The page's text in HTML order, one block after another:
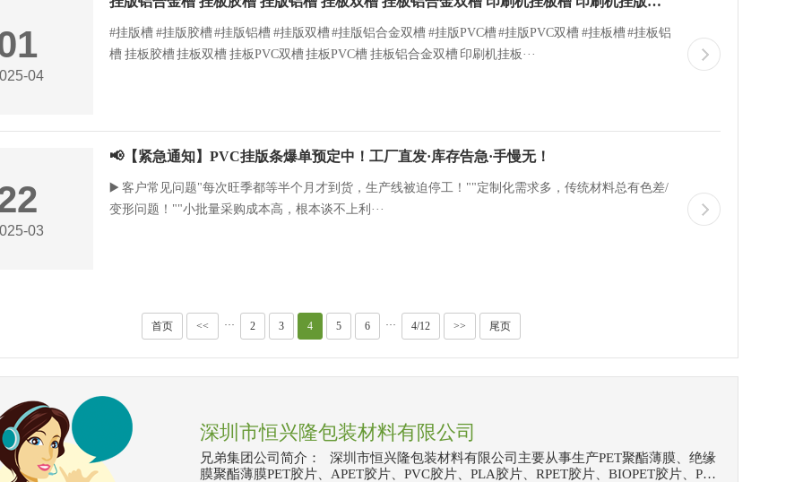
04
#挂版槽 #挂版胶槽 #挂版铝槽 #挂版双槽 #挂版铝合金双槽 #挂版PVC槽 #挂版PVC双槽 #挂板槽 #挂板铝
槽 挂板胶槽 挂板双槽 挂板PVC双槽 挂板PVC槽 挂板铝合金双槽 印刷机挂板···
03
📢【紧急通知】PVC挂版条爆单预定中！工厂直发·库存告急·手慢无！
▶️ 客户常见问题"每次旺季都等半个月才到货，生产线被迫停工！""定制化需求多，传统材料总有色差/
变形问题！""小批量采购成本高，根本谈不上利···
首页 << ··· 2 3 4 5 6 ··· 4/12 >> 尾页
深圳市恒兴隆包装材料有限公司
兄弟集团公司简介： 深圳市恒兴隆包装材料有限公司主要从事生产PET聚酯薄膜、绝缘
膜聚酯薄膜PET胶片、APET胶片、PVC胶片、PLA胶片、RPET胶片、BIOPET胶片、PP